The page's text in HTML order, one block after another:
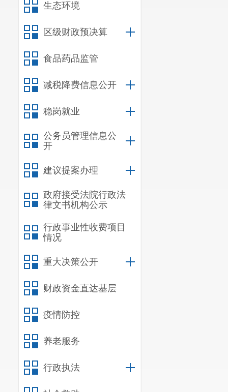
生态环境
区级财政预决算
食品药品监管
减税降费信息公开
稳岗就业
公务员管理信息公
开
建议提案办理
政府接受法院行政法
律文书机构公示
行政事业性收费项目
情况
重大决策公开
财政资金直达基层
疫情防控
养老服务
行政执法